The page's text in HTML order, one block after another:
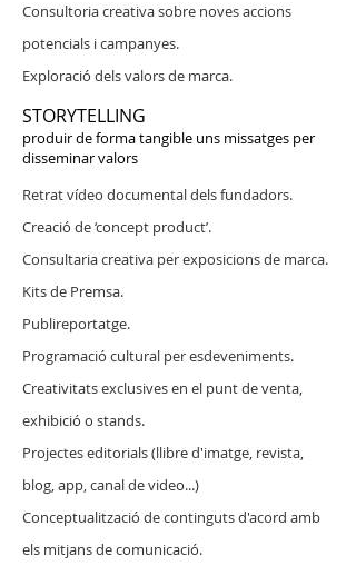
Consultoria creativa sobre noves accions
potencials i campanyes.
Exploració dels valors de marca.
STORYTELLING
produir de forma tangible uns missatges per
disseminar valors
Retrat vídeo documental dels fundadors.
Creació de ‘concept product’.
Consultaria creativa per exposicions de marca.
Kits de Premsa.
Publireportatge.
Programació cultural per esdeveniments.
Creativitats exclusives en el punt de venta,
exhibició o stands.
Projectes editorials (llibre d'imatge, revista,
blog, app, canal de video...)
Conceptualització de continguts d'acord amb
els mitjans de comunicació.